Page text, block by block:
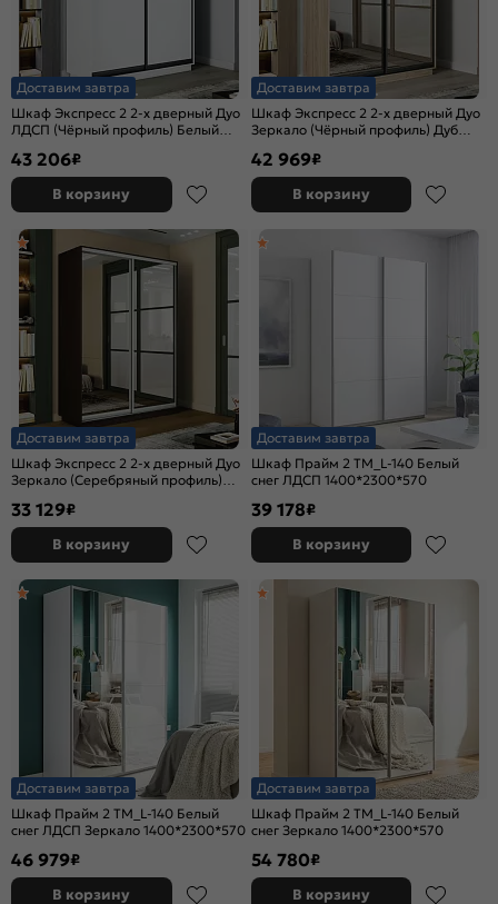
Доставим завтра
Шкаф Экспресс 2 2-х дверный Дуо
ЛДСП (Чёрный профиль) Белый
43 206₽
В корзину
Доставим завтра
Шкаф Экспресс 2 2-х дверный Дуо
Зеркало (Чёрный профиль) Дуб
42 969₽
В корзину
Доставим завтра
Шкаф Экспресс 2 2-х дверный Дуо
Зеркало (Серебряный профиль)
33 129₽
В корзину
Доставим завтра
Шкаф Прайм 2 TM_L-140 Белый
снег ЛДСП 1400*2300*570
39 178₽
В корзину
Доставим завтра
Шкаф Прайм 2 TM_L-140 Белый
снег ЛДСП Зеркало 1400*2300*570
46 979₽
В корзину
Доставим завтра
Шкаф Прайм 2 TM_L-140 Белый
снег Зеркало 1400*2300*570
54 780₽
В корзину